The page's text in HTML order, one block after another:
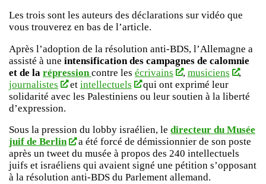
Les trois sont les auteurs des déclarations sur vidéo que
vous trouverez en bas de l’article.
Après l’adoption de la résolution anti-BDS, l’Allemagne a
assisté à une intensification des campagnes de calomnie
et de la répression contre les écrivains , musiciens
,
journalistes
et intellectuels
qui ont exprimé leur
solidarité avec les Palestiniens ou leur soutien à la liberté
d’expression.
Sous la pression du lobby israélien, le directeur du Musée
juif de Berlin
a été forcé de démissionnier de son poste
après un tweet du musée à propos des 240 intellectuels
juifs et israéliens qui avaient signé une pétition s’opposant
à la résolution anti-BDS du Parlement allemand.